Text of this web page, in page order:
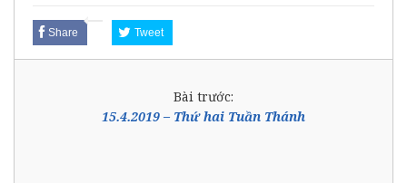
Share Tweet
Bài trước:
15.4.2019 – Thứ hai Tuần Thánh